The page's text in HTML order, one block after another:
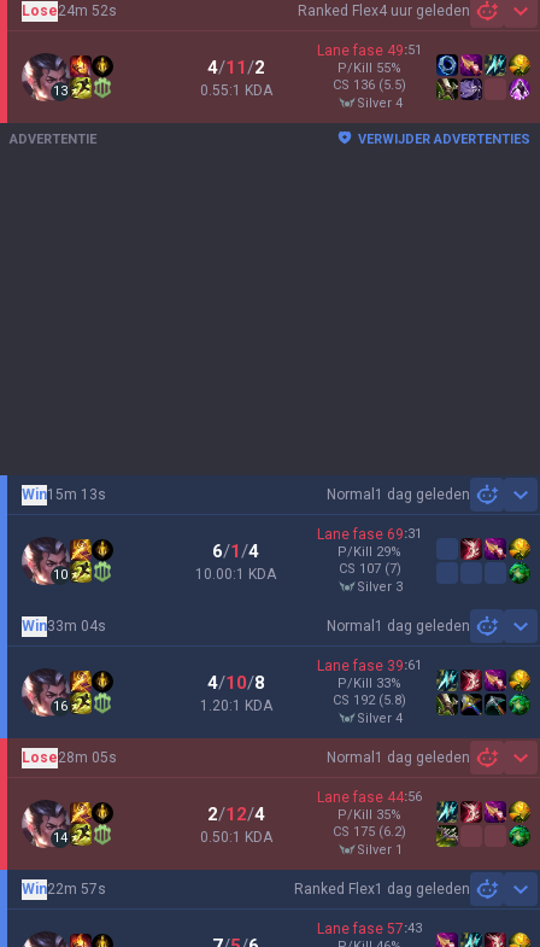
Ranked Flex4 uur geleden
Lose24m 52s
13
4/11/2
0.55:1 KDA
Lane fase 49:51
P/Kill 55%
CS 136 (5.5)
silver 4
ADVERTENTIE VERWIJDER ADVERTENTIES
Normal 1 dag geleden
Win15m 13s
10
6/1/4
10.00:1 KDA
Lane fase 69:31
P/Kill 29%
CS 107 (7)
silver 3
Normal 1 dag geleden
Win33m 04s
16
4/10/8
1.20:1 KDA
Lane fase 39:61
P/Kill 33%
CS 192 (5.8)
silver 4
Normal 1 dag geleden
Lose28m 05s
14
2/12/4
0.50:1 KDA
Lane fase 44:56
P/Kill 35%
CS 175 (6.2)
silver 1
Ranked Flex1 dag geleden
Win22m 57s
Lane fase 57:43